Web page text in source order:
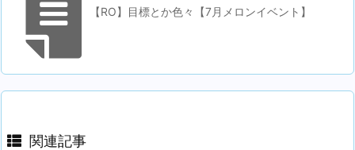
【RO】目標とか色々【7月メロンイベント】
関連記事